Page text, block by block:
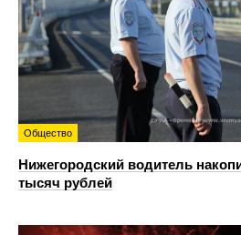
Общество
Нижегородский водитель
тысяч рублей